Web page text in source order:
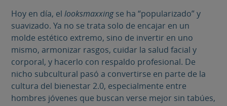
Hoy en día, ellooksmaxxingse ha “popularizado” y
suavizado. Ya no se trata solo de encajar en un
molde estético extremo, sino de invertir en uno
mismo, armonizar rasgos, cuidar la salud facial y
corporal, y hacerlo con respaldo profesional. De
nicho subcultural pasó a convertirse en parte de la
cultura del bienestar 2.0, especialmente entre
hombres jóvenes que buscan verse mejor sin tabúes,